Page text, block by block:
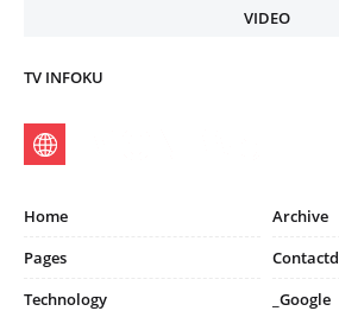
VIDEO
TV INFOKU
Home
Archive
Pages
Contactd
Technology
_Google